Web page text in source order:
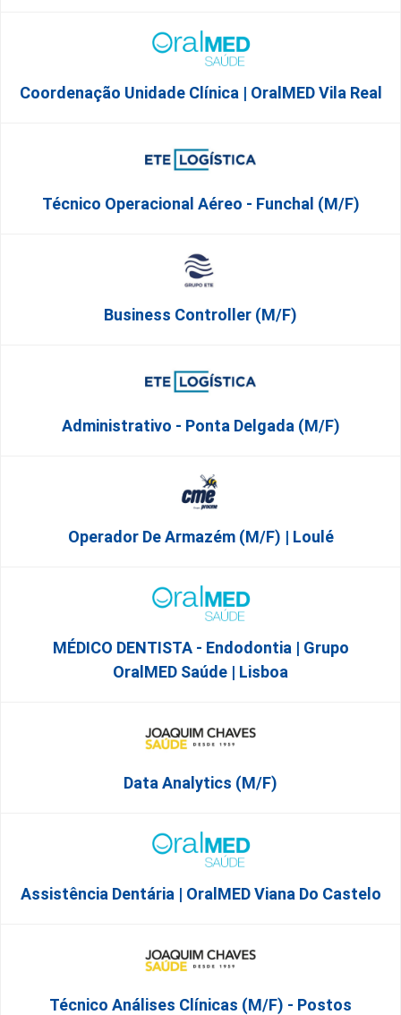
Coordenação Unidade Clínica | OralMED Vila Real
Técnico Operacional Aéreo - Funchal (m/f)
Business Controller (m/f)
Administrativo - Ponta Delgada (m/f)
Operador De Armazém (m/f) | Loulé
MÉDICO DENTISTA - Endodontia | Grupo
OralMED Saúde | Lisboa
Data Analytics (M/F)
Assistência Dentária | OralMED Viana Do Castelo
Técnico Análises Clínicas (M/F) - Postos